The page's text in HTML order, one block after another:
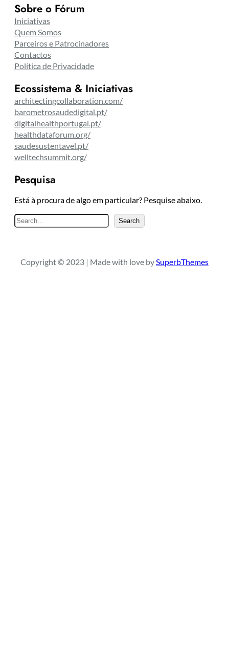
Sobre o Fórum
Iniciativas
Quem Somos
Parceiros e Patrocinadores
Contactos
Política de Privacidade
Ecossistema & Iniciativas
architectingcollaboration.com/
barometrosaudedigital.pt/
digitalhealthportugal.pt/
healthdataforum.org/
saudesustentavel.pt/
welltechsummit.org/
Pesquisa
Está à procura de algo em particular? Pesquise abaixo.
P
e
u
Search
Copyright © 2023 | Made with love by SuperbThemes